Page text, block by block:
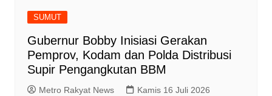
SUMUT
Gubernur Bobby Inisiasi Gerakan
Pemprov, Kodam dan Polda Distribusi
Supir Pengangkutan BBM
Metro Rakyat News Kamis 16 Juli 2026